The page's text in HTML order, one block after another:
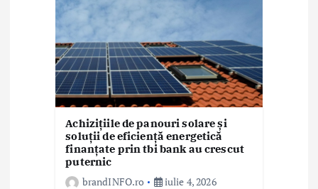
Achizițiile de panouri solare și
soluții de eficiență energetică
finanțate prin tbi bank au crescut
puternic
brandINFO.ro
iulie 4, 2026